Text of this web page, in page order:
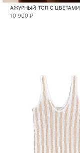
АЖУРНЫЙ ТОП С ЦВЕТАМИ
10 900 ₽